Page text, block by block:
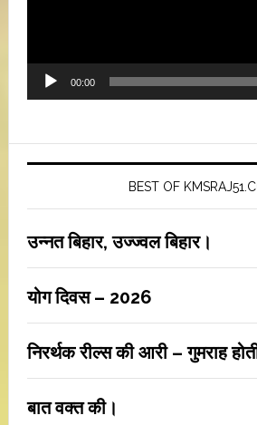
00:00
BEST OF
उन्नत बिहार, उज्ज्वल बिहार।
योग दिवस – 2026
निरर्थक रील्स की आरी – गुमराह
बात वक्त की।